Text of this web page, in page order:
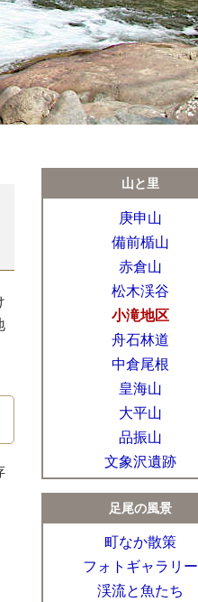
山と里
庚申山
備前楯山
赤倉山
松木渓谷
小滝地区
舟石林道
中倉尾根
皇海山
大平山
品振山
文象沢遺跡
足尾の風景
町なか散策
フォトギャラリー
渓流と魚たち